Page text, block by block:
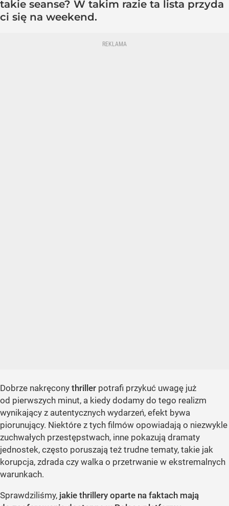
takie seanse? W takim razie ta lista przyda
ci się na weekend.
Dobrze nakręcony thriller potrafi przykuć uwagę już
od pierwszych minut, a kiedy dodamy do tego realizm
wynikający z autentycznych wydarzeń, efekt bywa
piorunujący. Niektóre z tych filmów opowiadają o niezwykle
zuchwałych przestępstwach, inne pokazują dramaty
jednostek, często poruszają też trudne tematy, takie jak
korupcja, zdrada czy walka o przetrwanie w ekstremalnych
warunkach.
Sprawdziliśmy, jakie thrillery oparte na faktach mają